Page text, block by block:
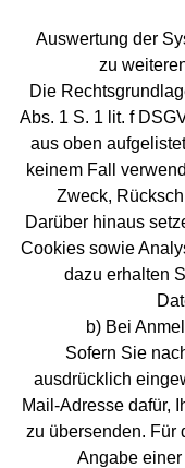
Auswertung der
zu
Die
Abs. 1 S. 1 lit. f
aus oben
keinem Fall
Zweck,
Darüber hinaus
Cookies sowie
dazu erhalten
b) Bei
Sofern Sie
ausdrücklich
Mail-Adresse dafür,
zu übersenden. Für
Angabe